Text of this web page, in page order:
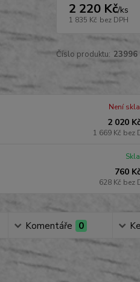
2 220 Kč/ks
1 835 Kč bez DPH
Číslo produktu: 23996
2 020
1 669 Kč bez
Není
760
628 Kč bez
Komentáře 0